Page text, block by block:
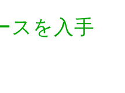
スを入手